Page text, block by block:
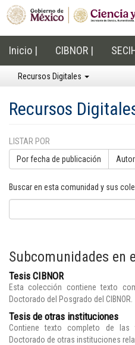
Inicio | CIBNOR |
Recursos Digitales
Recursos
LISTAR POR
Por fecha de publicación
Buscar en esta comunidad y sus
Subcomunidades en
Tesis CIBNOR
Esta colección contiene texto
Doctorado del Posgrado del CIBNOR.
Tesis de otras instituciones
Contiene texto completo de las
Doctorado de otras instituciones